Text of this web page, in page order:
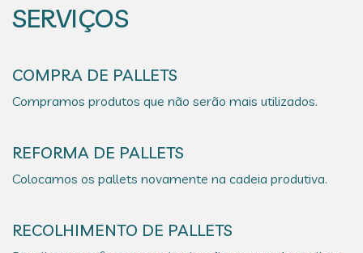
SERVIÇOS
COMPRA DE PALLETS
Compramos produtos que não serão mais utilizados.
REFORMA DE PALLETS
Colocamos os pallets novamente na cadeia produtiva.
RECOLHIMENTO DE PALLETS